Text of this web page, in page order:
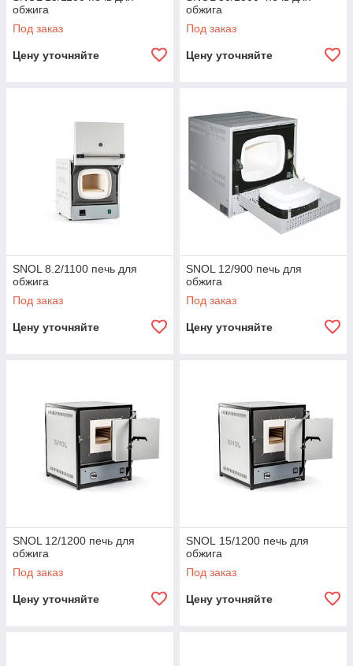
обжига
Под заказ
Цену уточняйте
обжига
Под заказ
Цену уточняйте
SNOL 8.2/1100 печь для
обжига
Под заказ
Цену уточняйте
SNOL 12/900 печь для
обжига
Под заказ
Цену уточняйте
SNOL 12/1200 печь для
обжига
Под заказ
Цену уточняйте
SNOL 15/1200 печь для
обжига
Под заказ
Цену уточняйте